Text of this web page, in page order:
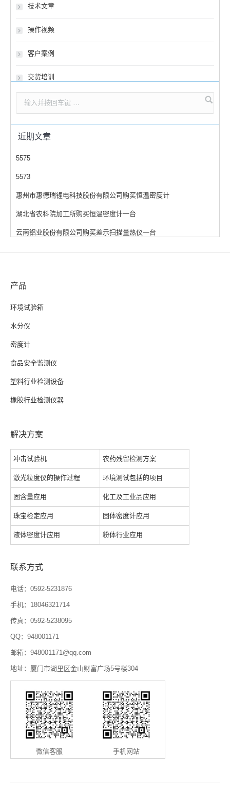
技术文章
操作视频
客户案例
交货培训
近期文章
5575
5573
惠州市惠德瑞锂电科技股份有限公司购买恒温密度计
湖北省农科院加工所购买恒温密度计一台
云南铝业股份有限公司购买差示扫描量热仪一台
产品
环境试验箱
水分仪
密度计
食品安全监测仪
塑料行业检测设备
橡胶行业检测仪器
解决方案
冲击试验机 农药残留检测方案
激光粒度仪的操作过程 环境测试包括的项目
固含量应用 化工及工业品应用
珠宝检定应用 固体密度计应用
液体密度计应用 粉体行业应用
联系方式
电话：0592-5231876
手机：18046321714
传真：0592-5238095
QQ：948001171
邮箱：948001171@qq.com
地址：厦门市湖里区金山财富广场5号楼304
微信客服 手机网站